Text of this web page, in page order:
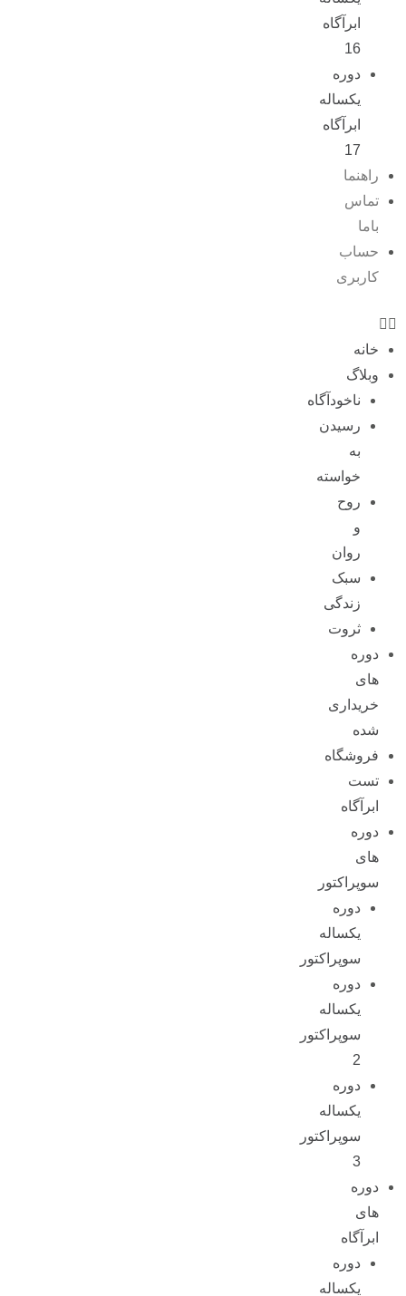
ابرآگاه
دوره
یکساله
ابرآگاه
راهنما
تماس
حساب
کاربری
خانه
وبلاگ
ناخودآگاه
رسیدن
خواسته
روح
روان
سبک
زندگی
ثروت
دوره
های
خریداری
شده
فروشگاه
تست
ابرآگاه
دوره
های
سوپراکتور
دوره
یکساله
سوپراکتور
دوره
یکساله
سوپراکتور
دوره
یکساله
سوپراکتور
دوره
های
ابرآگاه
دوره
یکساله